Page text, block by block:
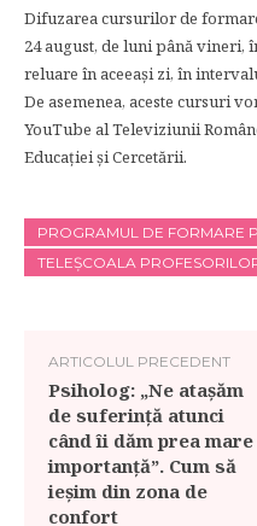
Difuzarea cursurilor de
24 august, de luni până vineri,
reluare în aceeași zi, în
De asemenea, aceste cursuri
YouTube al Televiziunii
Educației și Cercetării.
PROGRAMUL DE FORMARE
TELEȘCOALA
ARTICOLUL PRECEDENT
Psiholog: „Ne atașăm
de suferință atunci
când îi dăm prea mare
importanță”. Cum să
ieșim din zona de
confort